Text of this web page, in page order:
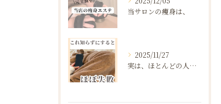
当サロンの痩身は、
2025/11/27
実は、ほとんどの人は“ダイエットを始める前の段階”で失敗が確...